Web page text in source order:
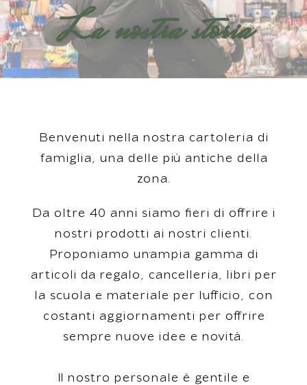
La nostra storia
Benvenuti ne lla nostra cartol eria di
famig lia , un a del le più antiche de
lla
zona.
Da o ltre 40 anni siamo fieri di offrire i
nostri prod otti ai nostri clienti.
Proponiamo un‘ampia gamma di
articoli da regalo , cancell eria , libri per
la scuola e material e per ‘ufficio , con
costanti aggiorn amenti peroffrire
sempre nuove idee e novità.
nostro person ale è gentile e